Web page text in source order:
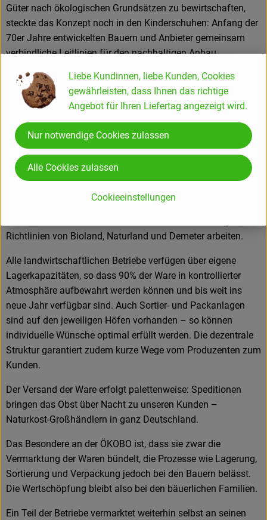
Güter nach ökologischen Grundsätzen zu bewirtschaften,
steckte das Konzept noch in den Kinderschuhen: Anfang der
70er Jahre entwickelten Bauern und Anbieter gemeinsam
verbindliche Leitlinien für den nachhaltigen Anbau.
1997 wurde mit der ÖKOBO eine Interessensvertretung der
Biobauern am Bodensee gegründet, welche unter anderem
die Anfragen für Industrieobst bündelte. Damals gab es nur
einen sehr begrenzten Absatzmarkt. Die jeweiligen
Biobauern mussten sich selbst um alle Prozesse kümmern –
von der Aufbereitung über den Verkauf, die Bewerbung und
das Ausfahren der Ware.
Richtlinien von Bioland, Naturland und Demeter arbeiten.
Alle landwirtschaftlichen Betriebe verfügen über eigene
Lagerkapazitäten, so dass 90% der Ware in kontrollierter
Atmosphäre aufbewahrt werden können und bis weit ins
neue Jahr verfügbar sind. Auch Sortier- und Packanlagen
sind auf den jeweiligen Höfen vorhanden – so können
individuelle Wünsche optimal erfüllt werden. Die dezentrale
Struktur garantiert zudem kurze Wege vom Produzenten zum
Kunden.
Der Versand der Ware erfolgt palettenweise: Speditionen
bringen das Obst über Nacht zu unseren Kunden –
Naturkost-Großhändlern in ganz Deutschland.
Das Besondere an der ÖKOBO ist, dass sie zwar die
Vermarktung der Waren bündelt, die Prozesse wie Lagerung,
Sortierung und Verpackung jedoch bei den Bauern belässt.
Die Wertschöpfung bleibt also bei den bäuerlichen Familien.
Ein Teil der Betriebe vermarktet weiterhin selbst an seinen
Liebe Kundinnen, liebe Kunden, Cookies
gewährleisten, dass Ihnen das richtige
Angebot für Ihren Liefertag angezeigt wird.
Cookieeinstellungen
Nur notwendige Cookies zulassen
Alle Cookies zulassen